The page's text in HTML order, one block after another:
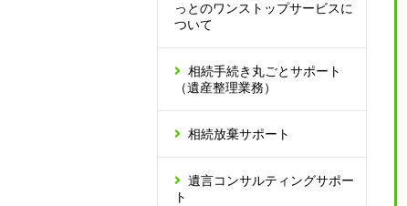
っとのワンストップサービスに
ついて
相続手続き丸ごとサポート
（遺産整理業務）
相続放棄サポート
遺言コンサルティングサポー
ト